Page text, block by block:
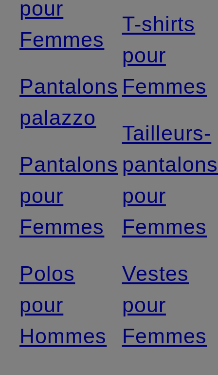
pour
Femmes
Pantalons
palazzo
Pantalons
pour
Femmes
Polos
pour
Hommes
T-shirts
pour
Femmes
Tailleurs-
pantalons
pour
Femmes
Vestes
pour
Femmes